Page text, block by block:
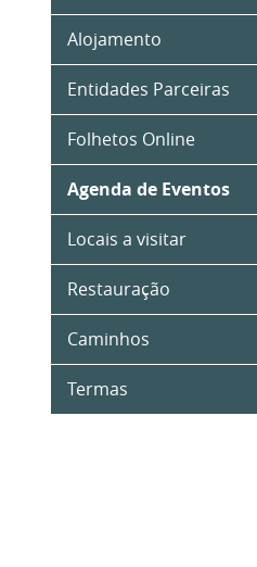
Alojamento
Entidades Parceiras
Folhetos Online
Agenda de Eventos
Locais a visitar
Restauração
Caminhos
Termas